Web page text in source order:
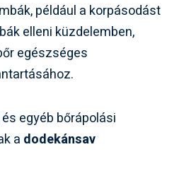
például a korpásodást
elleni küzdelemben,
egészséges
egyéb bőrápolási
a dodekánsav